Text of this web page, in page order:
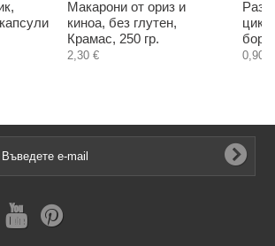
Макарони от ориз и
киноа, без глутен,
Крамас, 250 гр.
2,30 € 0,90 €